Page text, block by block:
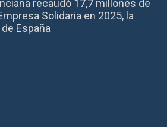
recaudó 17,7 millones de
Solidaria en 2025, la
España